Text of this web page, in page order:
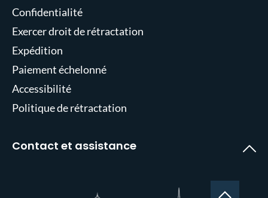
Confidentialité
Exercer droit de rétractation
Expédition
Paiement échelonné
Accessibilité
Politique de rétractation
Contact et assistance